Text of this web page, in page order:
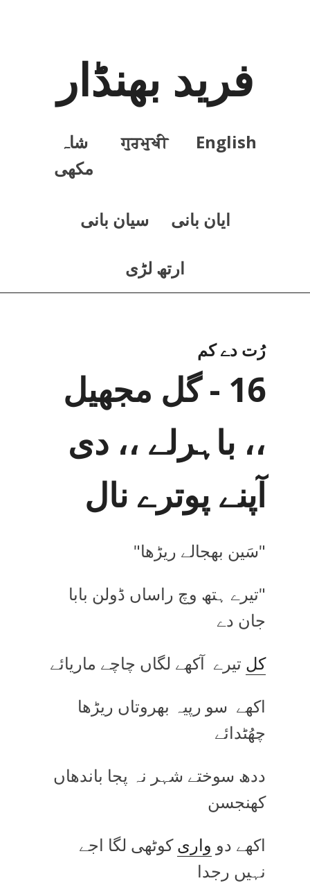
فرید بھنڈار
English
ਗੁਰਮੁਖੀ
شاہ
مکھی
ايان بانی سيان بانی
ارتھ لڑی
رُت دے کم
16 - گل مجھیل
،، باہرلے ،، دی
آپنے پوترے نال
"سَین بھجالے ریڑھا"
"تیرے ہتھ وچ راساں ڈولن بابا
جان دے
کل تیرے آکھے لگاں چاچے ماریائے
اکھے سو رپیہ بھروتاں ریڑھا
چھُٹدائے
ددھ سوختے شہر نہ پجا باندھاں
کھنجسن
اکھے دو واریکوٹھی لگا اجے
نہیں رجدا